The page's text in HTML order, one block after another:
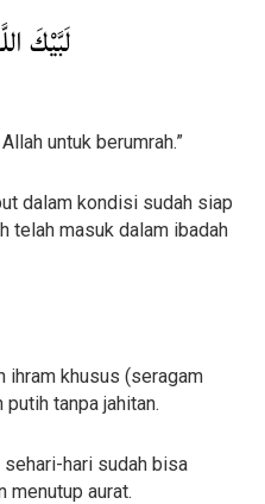
لَبَّيْكَ
untuk berumrah.”
dalam kondisi sudah siap
telah masuk dalam ibadah
ihram khusus (seragam
tanpa jahitan.
sehari-hari sudah bisa
menutup aurat.